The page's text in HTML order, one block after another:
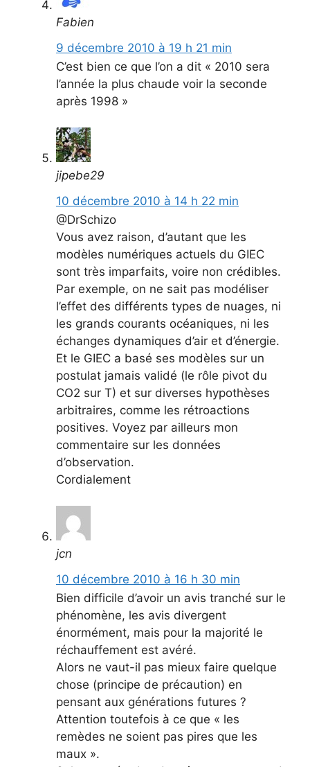
Fabien
9 décembre 2010 à 19 h 21 min
C’est bien ce que l’on a dit « 2010 sera
l’année la plus chaude voir la seconde
après 1998 »
jipebe29
10 décembre 2010 à 14 h 22 min
@DrSchizo
Vous avez raison, d’autant que les
modèles numériques actuels du GIEC
sont très imparfaits, voire non crédibles.
Par exemple, on ne sait pas modéliser
l’effet des différents types de nuages, ni
les grands courants océaniques, ni les
échanges dynamiques d’air et d’énergie.
Et le GIEC a basé ses modèles sur un
postulat jamais validé (le rôle pivot du
CO2 sur T) et sur diverses hypothèses
arbitraires, comme les rétroactions
positives. Voyez par ailleurs mon
commentaire sur les données
d’observation.
Cordialement
jcn
10 décembre 2010 à 16 h 30 min
Bien difficile d’avoir un avis tranché sur le
phénomène, les avis divergent
énormément, mais pour la majorité le
réchauffement est avéré.
Alors ne vaut-il pas mieux faire quelque
chose (principe de précaution) en
pensant aux générations futures ?
Attention toutefois à ce que « les
remèdes ne soient pas pires que les
maux ».